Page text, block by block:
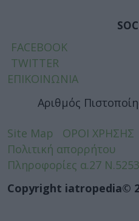
FACEBOOK
TWITTER
ΕΠΙΚΟΙΝΩΝΙΑ
Αριθμός
Site Map ΟΡΟΙ ΧΡΗΣΗΣ
Πολιτική απορρήτου
Πληροφορίες α.27
Copyright iatropedia©